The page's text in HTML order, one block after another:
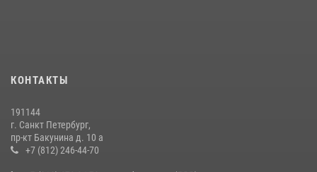
КОНТАКТЫ
191144
г. Санкт Петербург,
пр-кт Бакунина д. 10 а
+7 (812) 246-44-70